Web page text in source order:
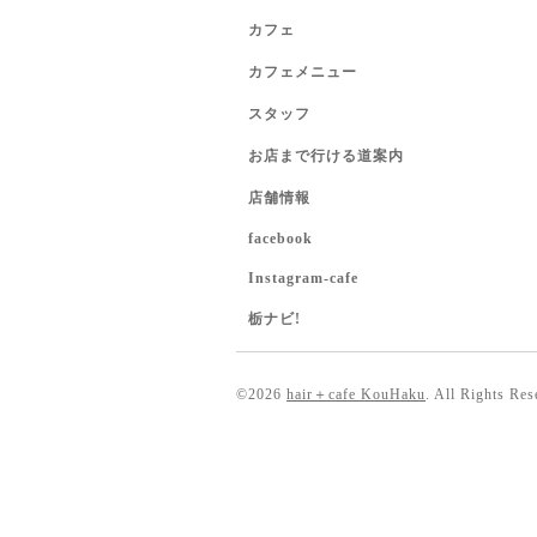
カフェ
カフェメニュー
スタッフ
お店まで行ける道案内
店舗情報
facebook
Instagram-cafe
栃ナビ!
©2026 hair＋cafe KouHaku. All Rights